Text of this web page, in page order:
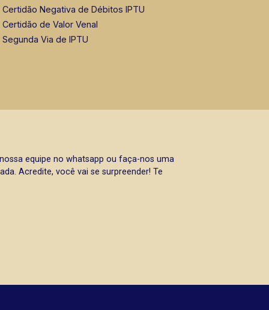
Certidão Negativa de Débitos IPTU
Certidão de Valor Venal
Segunda Via de IPTU
equipe no whatsapp ou faça-nos uma
Acredite, você vai se surpreender! Te